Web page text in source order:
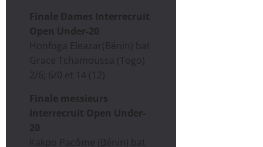
Finale Dames Interrecruit
Open Under-20
Honfoga Eleazar(Bénin) bat
Grace Tchamoussa (Togo)
2/6; 6/0 et 14 (12)
Finale messieurs
Interrecruit Open Under-
20
Kakpo Pacôme (Bénin) bat